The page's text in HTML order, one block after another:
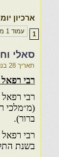
ארכיון
עמוד 1 מתוך 1 1
סאלי
תאריך 28 בנובמבר 2012
רבי
רבי
(מ״מלכי
ברור).
רבי
בשנת